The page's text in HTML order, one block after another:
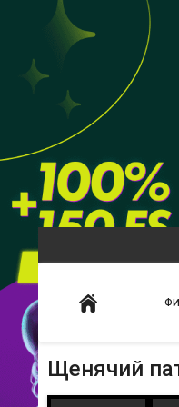
Щенячий